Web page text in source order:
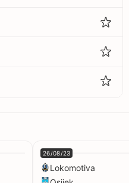
26/08/23
Lokomotiva